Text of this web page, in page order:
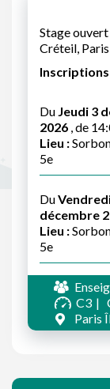
Stage
Créteil,
Du Jeudi 3
2026 , de
Lieu :
5e
Du
décembre
Lieu :
5e
C3
Paris